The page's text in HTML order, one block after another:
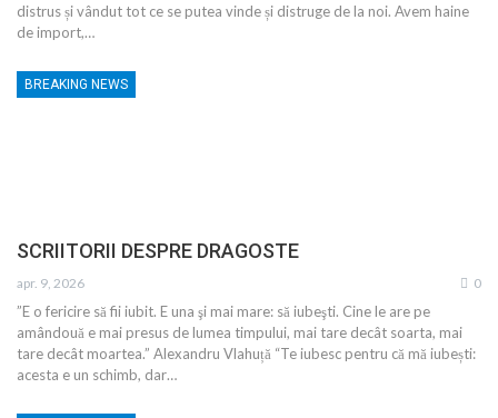
distrus și vândut tot ce se putea vinde și distruge de la noi. Avem haine
de import,…
BREAKING NEWS
SCRIITORII DESPRE DRAGOSTE
apr. 9, 2026 0
”E o fericire să fii iubit. E una şi mai mare: să iubeşti. Cine le are pe
amândouă e mai presus de lumea timpului, mai tare decât soarta, mai
tare decât moartea.” Alexandru Vlahuță “Te iubesc pentru că mă iubești:
acesta e un schimb, dar…